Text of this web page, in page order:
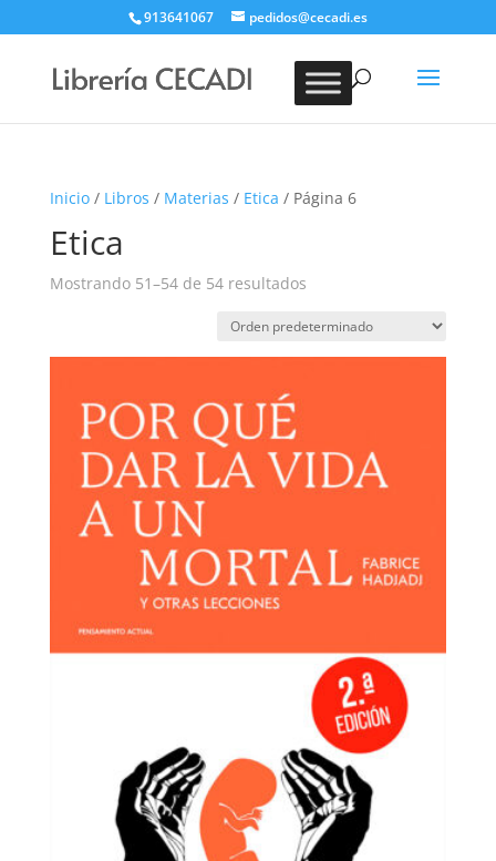
913641067 pedidos@cecadi.es
BUSCAR
Inicio/ Libros / Materias / Etica / Página 6
Etica
Mostrando 51–54 de 54 resultados